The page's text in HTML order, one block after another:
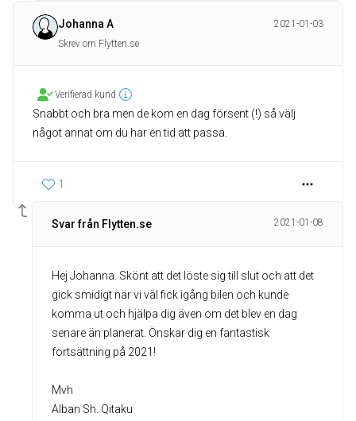
Johanna A
2021-01-03
Skrev om Flytten.se
Verifierad kund
Snabbt och bra men de kom en dag försent (!) så välj
något annat om du har en tid att passa.
1
Svar från Flytten.se 2021-01-08
Hej Johanna. Skönt att det löste sig till slut och att det
gick smidigt när vi väl fick igång bilen och kunde
komma ut och hjälpa dig även om det blev en dag
senare än planerat. Önskar dig en fantastisk
fortsättning på 2021!
Mvh
Alban Sh. Qitaku